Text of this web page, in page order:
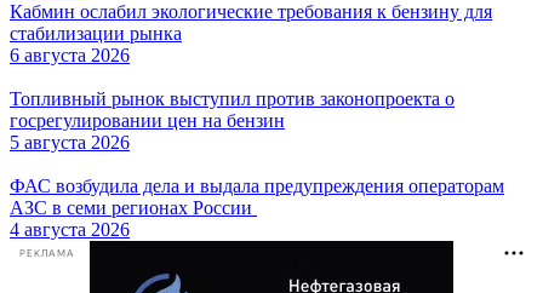
Кабмин ослабил экологические требования к бензину для
стабилизации рынка
6 августа 2026
Топливный рынок выступил против законопроекта о
госрегулировании цен на бензин
5 августа 2026
ФАС возбудила дела и выдала предупреждения операторам
АЗС в семи регионах России
4 августа 2026
РЕКЛАМА